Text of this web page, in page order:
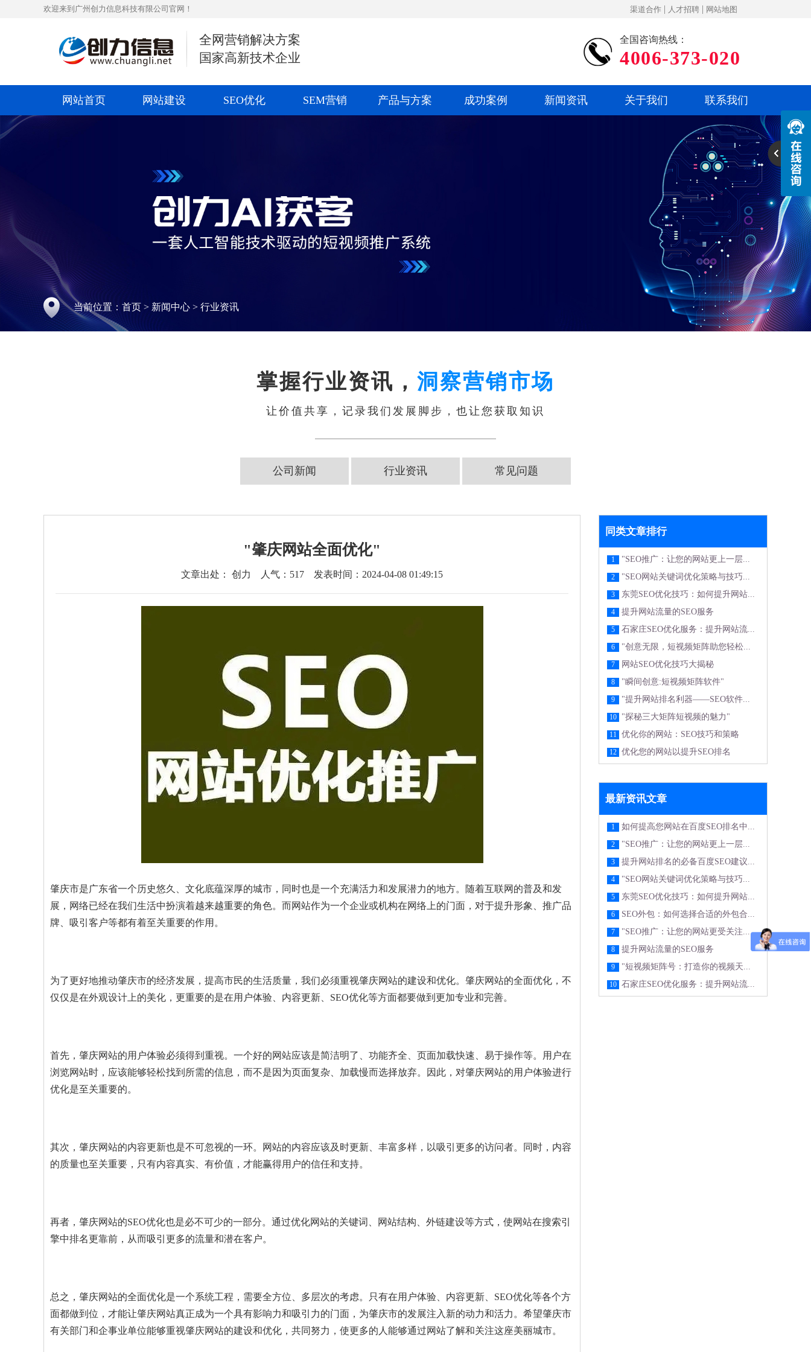
欢迎来到广州创力信息科技有限公司官网！ 渠道合作 | 人才招聘 | 网站地图
全网营销解决方案
国家高新技术企业
全国咨询热线：
4006-373-020
网站首页 网站建设 SEO优化 SEM营销 产品与方案 成功案例 新闻资讯 关于我们 联系我们
当前位置： 首页 > 新闻中心 > 行业资讯
掌握行业资讯， 洞察营销市场
让价值共享，记录我们发展脚步，也让您获取知识
公司新闻 行业资讯 常见问题
"肇庆网站全面优化"
文章出处： 创力 人气： 517 发表时间：2024-04-08 01:49:15
肇庆市是广东省一个历史悠久、文化底蕴深厚的城市，同时也是一个充满活力和发展潜力的地方。随着互联网的普及和发
展，网络已经在我们生活中扮演着越来越重要的角色。而网站作为一个企业或机构在网络上的门面，对于提升形象、推广品
牌、吸引客户等都有着至关重要的作用。
为了更好地推动肇庆市的经济发展，提高市民的生活质量，我们必须重视肇庆网站的建设和优化。肇庆网站的全面优化，不
仅仅是在外观设计上的美化，更重要的是在用户体验、内容更新、SEO优化等方面都要做到更加专业和完善。
首先，肇庆网站的用户体验必须得到重视。一个好的网站应该是简洁明了、功能齐全、页面加载快速、易于操作等。用户在
浏览网站时，应该能够轻松找到所需的信息，而不是因为页面复杂、加载慢而选择放弃。因此，对肇庆网站的用户体验进行
优化是至关重要的。
其次，肇庆网站的内容更新也是不可忽视的一环。网站的内容应该及时更新、丰富多样，以吸引更多的访问者。同时，内容
的质量也至关重要，只有内容真实、有价值，才能赢得用户的信任和支持。
再者，肇庆网站的SEO优化也是必不可少的一部分。通过优化网站的关键词、网站结构、外链建设等方式，使网站在搜索引
擎中排名更靠前，从而吸引更多的流量和潜在客户。
总之，肇庆网站的全面优化是一个系统工程，需要全方位、多层次的考虑。只有在用户体验、内容更新、SEO优化等各个方
面都做到位，才能让肇庆网站真正成为一个具有影响力和吸引力的门面，为肇庆市的发展注入新的动力和活力。希望肇庆市
有关部门和企事业单位能够重视肇庆网站的建设和优化，共同努力，使更多的人能够通过网站了解和关注这座美丽城市。
同类文章排行
1 "SEO推广：让您的网站更上一层...
2 "SEO网站关键词优化策略与技巧...
3 东莞SEO优化技巧：如何提升网站...
4 提升网站流量的SEO服务
5 石家庄SEO优化服务：提升网站流...
6 "创意无限，短视频矩阵助您轻松...
7 网站SEO优化技巧大揭秘
8 "瞬间创意:短视频矩阵软件"
9 "提升网站排名利器——SEO软件...
10 "探秘三大矩阵短视频的魅力"
11 优化你的网站：SEO技巧和策略
12 优化您的网站以提升SEO排名
最新资讯文章
1 如何提高您网站在百度SEO排名中...
2 "SEO推广：让您的网站更上一层...
3 提升网站排名的必备百度SEO建议...
4 "SEO网站关键词优化策略与技巧...
5 东莞SEO优化技巧：如何提升网站...
6 SEO外包：如何选择合适的外包合...
7 "SEO推广：让您的网站更受关注...
8 提升网站流量的SEO服务
9 "短视频矩阵号：打造你的视频天...
10 石家庄SEO优化服务：提升网站流...